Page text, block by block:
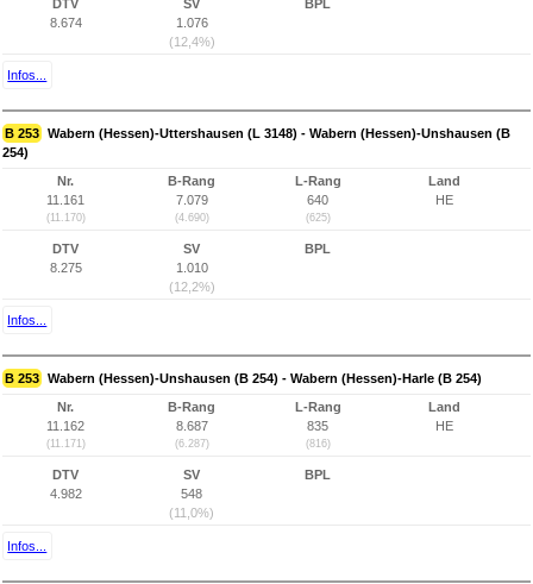
DTV
8.674
SV
1.076
(12,4%)
BPL
Infos...
B 253 Wabern (Hessen)-Uttershausen (L 3148) - Wabern (Hessen)-Unshausen (B
254)
Nr.
11.161
(11.170)
B-Rang
7.079
(4.690)
L-Rang
640
(625)
Land
HE
DTV
8.275
SV
1.010
(12,2%)
BPL
Infos...
B 253 Wabern (Hessen)-Unshausen (B 254) - Wabern (Hessen)-Harle (B 254)
Nr.
11.162
(11.171)
B-Rang
8.687
(6.287)
L-Rang
835
(816)
Land
HE
DTV
4.982
SV
548
(11,0%)
BPL
Infos...